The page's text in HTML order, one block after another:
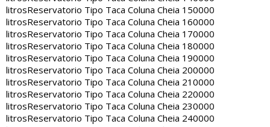
litrosReservatorio Tipo Taca Coluna Cheia 150000
litrosReservatorio Tipo Taca Coluna Cheia 160000
litrosReservatorio Tipo Taca Coluna Cheia 170000
litrosReservatorio Tipo Taca Coluna Cheia 180000
litrosReservatorio Tipo Taca Coluna Cheia 190000
litrosReservatorio Tipo Taca Coluna Cheia 200000
litrosReservatorio Tipo Taca Coluna Cheia 210000
litrosReservatorio Tipo Taca Coluna Cheia 220000
litrosReservatorio Tipo Taca Coluna Cheia 230000
litrosReservatorio Tipo Taca Coluna Cheia 240000